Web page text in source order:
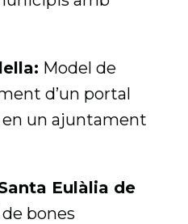
Model de
d’un portal
un ajuntament
Eulàlia de
bones